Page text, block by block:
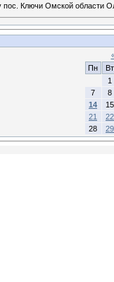
Ключи Омской области
Пн
Вт
1
7
8
14
15
21
22
28
29